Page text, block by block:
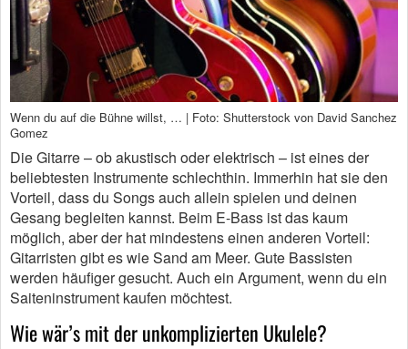
Wenn du auf die Bühne willst, … | Foto: Shutterstock von David Sanchez
Gomez
Die Gitarre – ob akustisch oder elektrisch – ist eines der
beliebtesten Instrumente schlechthin. Immerhin hat sie den
Vorteil, dass du Songs auch allein spielen und deinen
Gesang begleiten kannst. Beim E-Bass ist das kaum
möglich, aber der hat mindestens einen anderen Vorteil:
Gitarristen gibt es wie Sand am Meer. Gute Bassisten
werden häufiger gesucht. Auch ein Argument, wenn du ein
Saiteninstrument kaufen möchtest.
Wie wär’s mit der unkomplizierten Ukulele?